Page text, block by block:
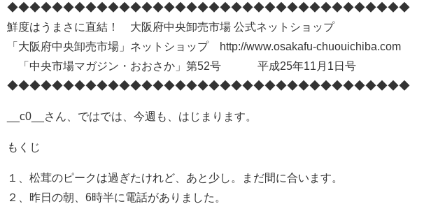
◆◆◆◆◆◆◆◆◆◆◆◆◆◆◆◆◆◆◆◆◆◆◆◆◆◆◆◆◆◆◆◆◆◆◆◆
鮮度はうまさに直結！ 大阪府中央卸売市場 公式ネットショップ
「大阪府中央卸売市場」ネットショップ http://www.osakafu-chuouichiba.com
「中央市場マガジン・おおさか」第52号 平成25年11月1日号
◆◆◆◆◆◆◆◆◆◆◆◆◆◆◆◆◆◆◆◆◆◆◆◆◆◆◆◆◆◆◆◆◆◆◆◆
__c0__さん、ではでは、今週も、はじまります。
もくじ
１、松茸のピークは過ぎたけれど、あと少し。まだ間に合います。
２、昨日の朝、6時半に電話がありました。